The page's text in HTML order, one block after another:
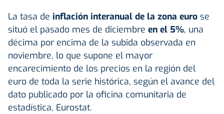
La tasa de inflación interanual de la zona euro se
situó el pasado mes de diciembre en el 5%, una
décima por encima de la subida observada en
noviembre, lo que supone el mayor
encarecimiento de los precios en la región del
euro de toda la serie histórica, según el avance del
dato publicado por la oficina comunitaria de
estadística, Eurostat.